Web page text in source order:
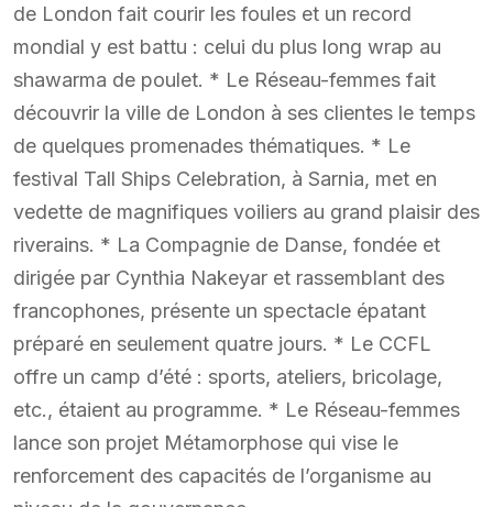
de London fait courir les foules et un record
mondial y est battu : celui du plus long wrap au
shawarma de poulet. * Le Réseau-femmes fait
découvrir la ville de London à ses clientes le temps
de quelques promenades thématiques. * Le
festival Tall Ships Celebration, à Sarnia, met en
vedette de magnifiques voiliers au grand plaisir des
riverains. * La Compagnie de Danse, fondée et
dirigée par Cynthia Nakeyar et rassemblant des
francophones, présente un spectacle épatant
préparé en seulement quatre jours. * Le CCFL
offre un camp d’été : sports, ateliers, bricolage,
etc., étaient au programme. * Le Réseau-femmes
lance son projet Métamorphose qui vise le
renforcement des capacités de l’organisme au